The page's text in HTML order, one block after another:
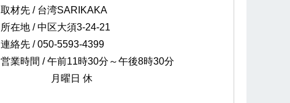
取材先 / 台湾SARIKAKA
所在地 / 中区大須3-24-21
連絡先 / 050-5593-4399
営業時間 / 午前11時30分～午後8時30分
月曜日 休